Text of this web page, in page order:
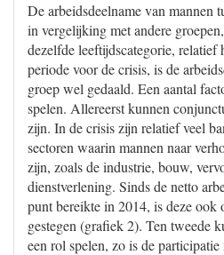
De arbeidsdeelname van mannen
in vergelijking met andere
dezelfde leeftijdscategorie,
periode voor de crisis, is de
groep wel gedaald. Een aantal
spelen. Allereerst kunnen
zijn. In de crisis zijn relatief veel
sectoren waarin mannen naar
zijn, zoals de industrie, bouw,
dienstverlening. Sinds de netto
punt bereikte in 2014, is deze ook
gestegen (grafiek 2). Ten tweede
een rol spelen, zo is de